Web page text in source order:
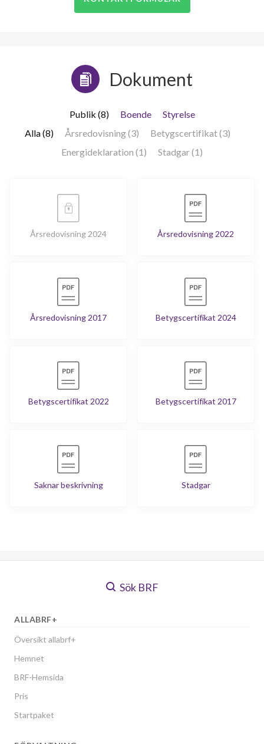
Dokument
Publik (8) Boende
Styrelse
Alla (8)
Årsredovisning (3)
Betygscertifikat (3)
Energideklaration (1)
Stadgar (1)
Årsredovisning 2024 Årsredovisning 2022
Årsredovisning 2017 Betygscertifikat 2024
Betygscertifikat 2022 Betygscertifikat 2017
Saknar beskrivning Stadgar
Sök BRF
ALLABRF+
Översikt allabrf+
Hemnet
BRF-Hemsida
Pris
Startpaket